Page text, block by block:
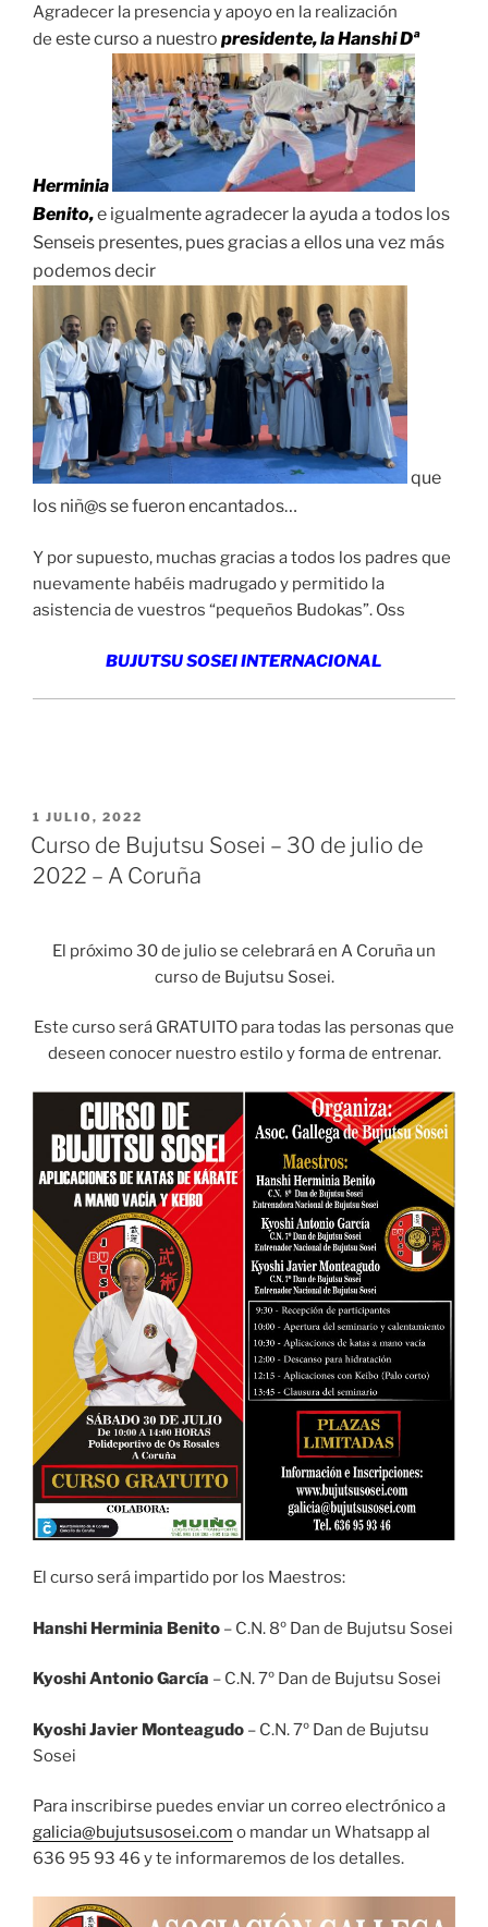
Agradecer la presencia y apoyo en la realización
de este curso a nuestro presidente, la Hanshi Dª
Herminia
Benito,e igualmenteagradecer la ayuda a todos los
Senseis presentes, pues gracias a ellos una vez más
podemos decir
que
los niñ@s se fueron encantados…
Y por supuesto, muchas gracias a todos los padres que
nuevamente habéis madrugado y permitido la
asistencia de vuestros “pequeños Budokas”. Oss
BUJUTSU SOSEI INTERNACIONAL
PUBLICADO
EL
1 JULIO, 2022
Curso de Bujutsu Sosei – 30 de julio de
2022 – A Coruña
El próximo 30 de julio se celebrará en A Coruña un
curso de Bujutsu Sosei.
Este curso será GRATUITO para todas las personas que
deseen conocer nuestro estilo y forma de entrenar.
El curso será impartido por los Maestros:
Hanshi Herminia Benito – C.N. 8º Dan de Bujutsu Sosei
Kyoshi Antonio García – C.N. 7º Dan de Bujutsu Sosei
Kyoshi Javier Monteagudo – C.N. 7º Dan de Bujutsu
Sosei
Para inscribirse puedes enviar un correo electrónico a
galicia@bujutsusosei.com o mandar un Whatsapp al
636 95 93 46 y te informaremos de los detalles.